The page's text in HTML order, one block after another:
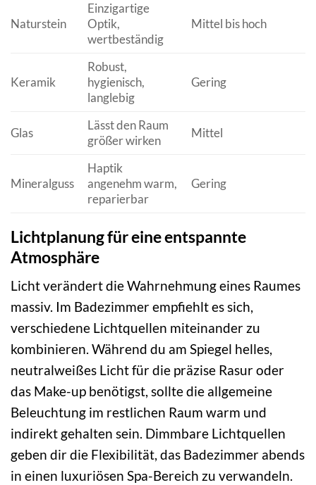
Naturstein
Einzigartige
Optik,
wertbeständig
Mittel bis hoch
Keramik
Robust,
hygienisch,
langlebig
Gering
Glas
Lässt den Raum
größer wirken
Mittel
Mineralguss
Haptik
angenehm warm,
reparierbar
Gering
Lichtplanung für eine entspannte
Atmosphäre
Licht verändert die Wahrnehmung eines Raumes
massiv. Im Badezimmer empfiehlt es sich,
verschiedene Lichtquellen miteinander zu
kombinieren. Während du am Spiegel helles,
neutralweißes Licht für die präzise Rasur oder
das Make-up benötigst, sollte die allgemeine
Beleuchtung im restlichen Raum warm und
indirekt gehalten sein. Dimmbare Lichtquellen
geben dir die Flexibilität, das Badezimmer abends
in einen luxuriösen Spa-Bereich zu verwandeln.